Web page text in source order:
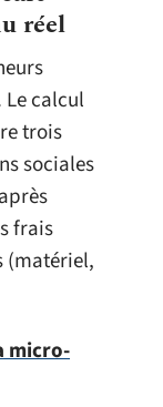
réel
calcul
trois
sociales
frais
(matériel,
micro-